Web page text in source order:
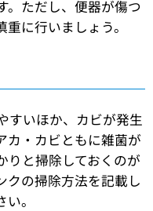
。ただし、便器が傷つ
に行いましょう。
すいほか、カビが発生
カ・カビともに雑菌が
りと掃除しておくのが
クの掃除方法を記載し
。